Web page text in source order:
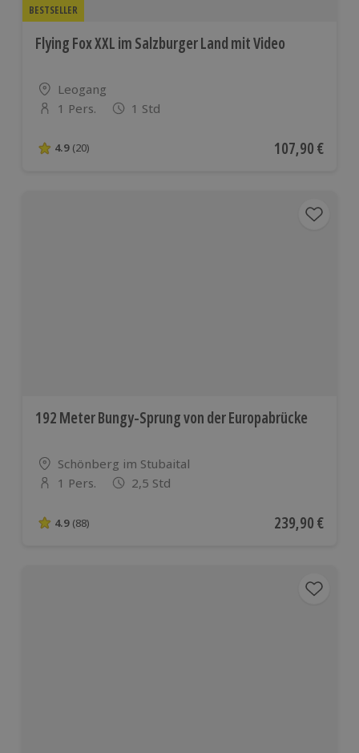
BESTSELLER
Flying Fox XXL im Salzburger Land mit Video
Standort
Leogang
Anzahl der Teilnehmer
1 Pers. 1 Std
4.9 von 5 Sternen basierend auf 20 Bewertungen
4.9 (20) Aktueller Preis
107,90 €
192 Meter Bungy-Sprung von der Europabrücke
Standort
Schönberg im Stubaital
Anzahl der Teilnehmer
1 Pers. 2,5 Std
4.9 von 5 Sternen basierend auf 88 Bewertungen
4.9 (88) Aktueller Preis
239,90 €